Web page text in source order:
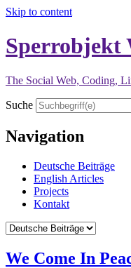
Skip to content
Sperrobjekt
The Social Web, Coding,
Suche
Navigation
Deutsche Beiträge
English Articles
Projects
Kontakt
We Come In